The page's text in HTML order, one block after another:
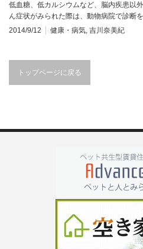
低血糖、低カルシウムなど、脳内疾患以
ん症状がみられた際は、動物病院で診断
2014/9/12
健康・病気 吉川奈美紀
トップページに戻る